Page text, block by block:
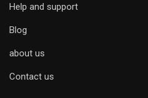
Help and support
Blog
about us
Contact us